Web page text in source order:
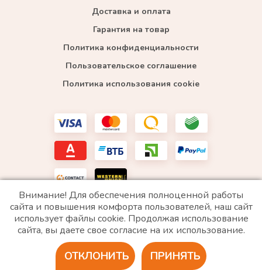
Доставка и оплата
Гарантия на товар
Политика конфиденциальности
Пользовательское соглашение
Политика использования cookie
*WhatsApp принадлежит компании Meta, которая признана экстремистской и запрещена в
РФ
2020 © Все права защищены. ИП «Войтенко»
Разработка сайта
Внимание! Для обеспечения полноценной работы
сайта и повышения комфорта пользователей, наш сайт
использует файлы cookie. Продолжая использование
сайта, вы даете свое согласие на их использование.
ПРИНЯТЬ
ОТКЛОНИТЬ